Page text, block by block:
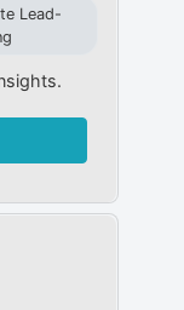
Lead-